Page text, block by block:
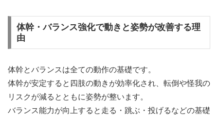
体幹・バランス強化で動きと姿勢が改善する理
由
体幹とバランスは全ての動作の基礎です。
体幹が安定すると四肢の動きが効率化され、転倒や怪我の
リスクが減るとともに姿勢が整います。
バランス能力が向上すると走る・跳ぶ・投げるなどの基礎